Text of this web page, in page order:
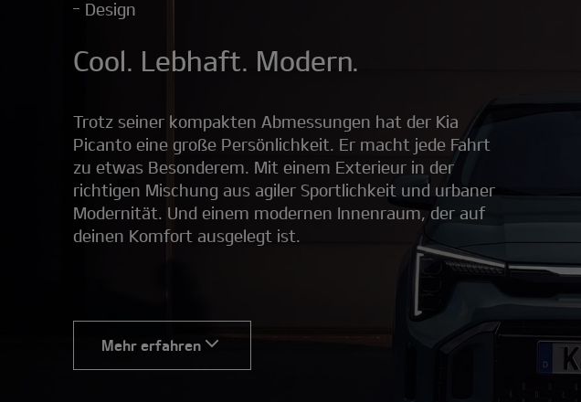
Cool. Lebhaft. Modern.
Trotz seiner kompakten Abmessungen hat der Kia
Picanto eine große Persönlichkeit. Er macht jede Fahrt
zu etwas Besonderem. Mit einem Exterieur in der
richtigen Mischung aus agiler Sportlichkeit und urbaner
Modernität. Und einem modernen Innenraum, der auf
deinen Komfort ausgelegt ist.
Mehr erfahren